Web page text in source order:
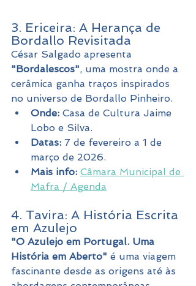
3. Ericeira: A Herança de
Bordallo Revisitada
César Salgado apresenta
"Bordalescos", uma mostra onde a
cerâmica ganha traços inspirados
no universo de Bordallo Pinheiro.
Onde: Casa de Cultura Jaime
Lobo e Silva.
Datas: 7 de fevereiro a 1 de
março de 2026.
Mais info: Câmara Municipal de
Mafra / Agenda
4. Tavira: A História Escrita
em Azulejo
"O Azulejo em Portugal. Uma
História em Aberto" é uma viagem
fascinante desde as origens até às